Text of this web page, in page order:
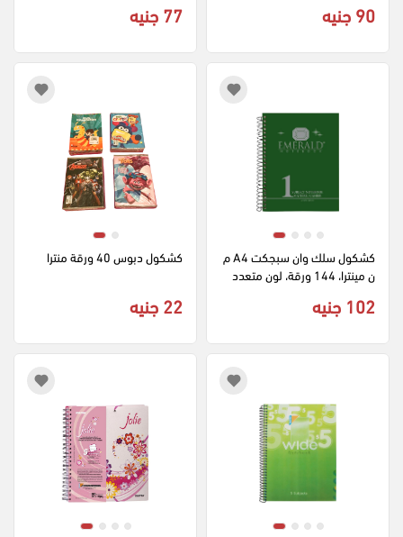
90 جنيه 77 جنيه
كشكول سلك وان سبجكت A4 م
ن مينترا، 144 ورقة، لون متعدد
102 جنيه
كشكول دبوس 40 ورقة منترا
22 جنيه